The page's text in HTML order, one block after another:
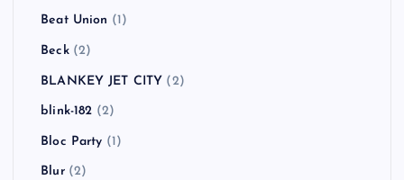
Beat Union (1)
Beck(2)
BLANKEY JET CITY (2)
blink-182 (2)
Bloc Party (1)
Blur(2)